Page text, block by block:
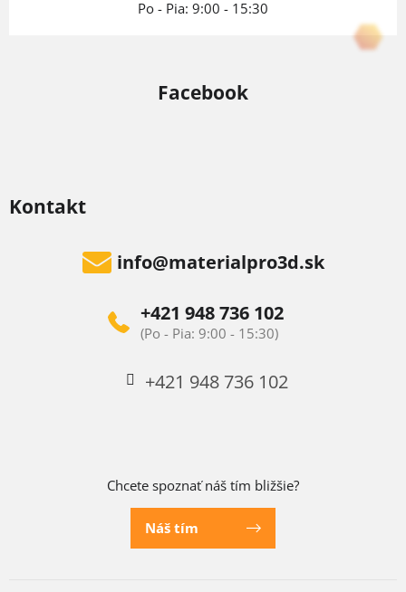
Kontakt
info@materialpro3d.sk
+421 948 736 102
+421 948 736 102
Chcete spoznať náš tím bližšie?
Náš tím
Po - Pia: 9:00 - 15:30
Facebook